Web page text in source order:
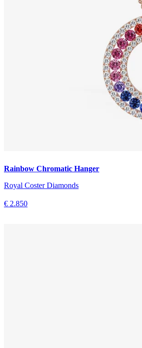
Rainbow Chromatic Hanger
Royal Coster Diamonds
€ 2.850